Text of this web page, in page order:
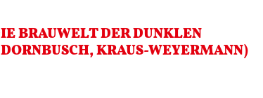
BRAUWELT DER DUNKLEN
KRAUS-WEYERMANN)